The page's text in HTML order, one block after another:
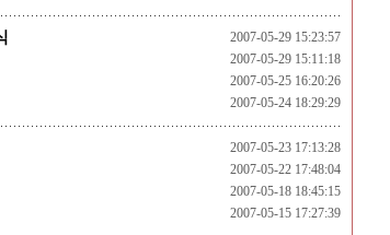
2007-05-29 15:23:57
2007-05-29 15:11:18
2007-05-25 16:20:26
2007-05-24 18:29:29
2007-05-23 17:13:28
2007-05-22 17:48:04
2007-05-18 18:45:15
2007-05-15 17:27:39